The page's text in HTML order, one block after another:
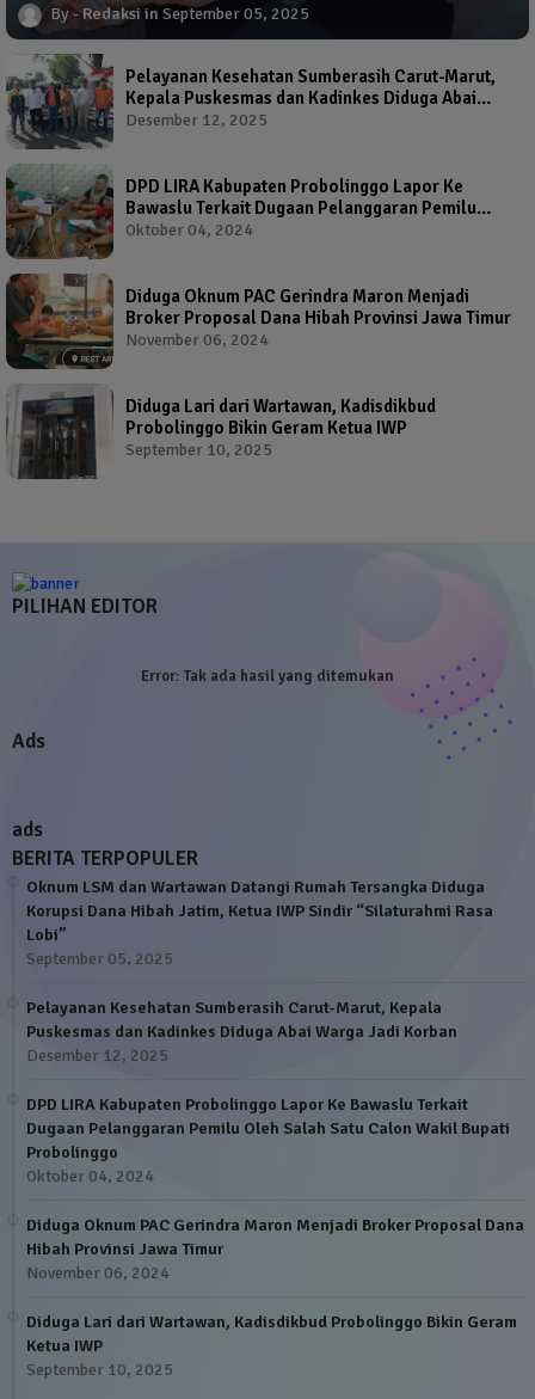
Redaksi September 05, 2025
Pelayanan Kesehatan Sumberasih Carut-Marut,
Kepala Puskesmas dan Kadinkes Diduga Abai
Warga Jadi Korban
Desember 12, 2025
DPD LIRA Kabupaten Probolinggo Lapor Ke
Bawaslu Terkait Dugaan Pelanggaran Pemilu
Oleh Salah Satu Calon Wakil Bupati Probolinggo
Oktober 04, 2024
Diduga Oknum PAC Gerindra Maron Menjadi
Broker Proposal Dana Hibah Provinsi Jawa Timur
November 06, 2024
Diduga Lari dari Wartawan, Kadisdikbud
Probolinggo Bikin Geram Ketua IWP
September 10, 2025
PILIHAN EDITOR
Error:Tak ada hasil yang ditemukan
Ads
ads
BERITA TERPOPULER
Oknum LSM dan Wartawan Datangi Rumah Tersangka Diduga
Korupsi Dana Hibah Jatim, Ketua IWP Sindir “Silaturahmi Rasa
Lobi”
September 05, 2025
Pelayanan Kesehatan Sumberasih Carut-Marut, Kepala
Puskesmas dan Kadinkes Diduga Abai Warga Jadi Korban
Desember 12, 2025
DPD LIRA Kabupaten Probolinggo Lapor Ke Bawaslu Terkait
Dugaan Pelanggaran Pemilu Oleh Salah Satu Calon Wakil Bupati
Probolinggo
Oktober 04, 2024
Diduga Oknum PAC Gerindra Maron Menjadi Broker Proposal Dana
Hibah Provinsi Jawa Timur
November 06, 2024
Diduga Lari dari Wartawan, Kadisdikbud Probolinggo Bikin Geram
Ketua IWP
September 10, 2025